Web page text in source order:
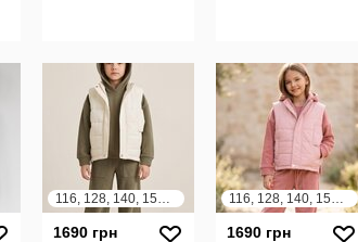
116, 128, 140, 152, 164
1690 грн
116, 128, 140, 152, 164
1690 грн